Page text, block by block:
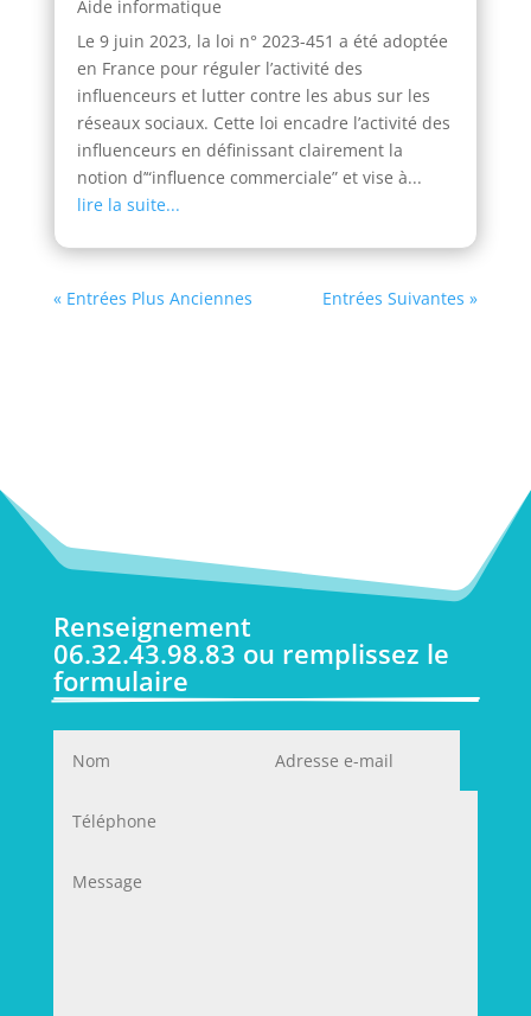
Aide informatique
Le 9 juin 2023, la loi n° 2023-451 a été adoptée
en France pour réguler l’activité des
influenceurs et lutter contre les abus sur les
réseaux sociaux. Cette loi encadre l’activité des
influenceurs en définissant clairement la
notion d’“influence commerciale” et vise à...
lire la suite...
« Entrées Plus Anciennes Entrées Suivantes »
Renseignement
06.32.43.98.83 ou remplissez le
formulaire